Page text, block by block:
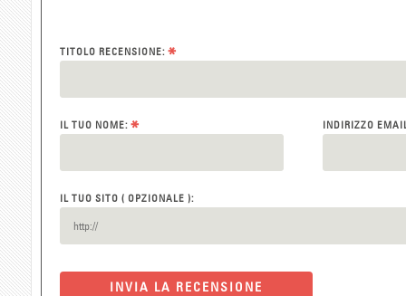
TITOLO RECENSIONE: *
IL TUO NOME: * INDIRIZZO
IL TUO SITO ( OPZIONALE ):
INVIA LA RECENSIONE